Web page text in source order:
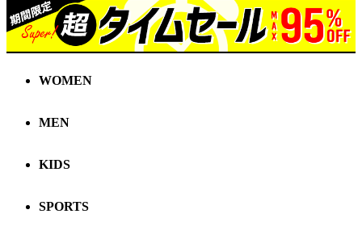
WOMEN
MEN
KIDS
SPORTS